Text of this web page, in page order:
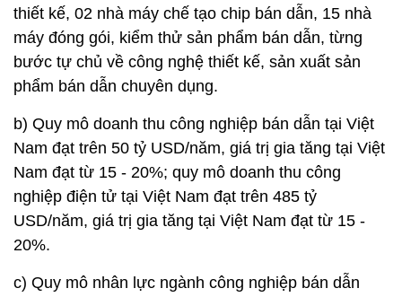
thiết kế, 02 nhà máy chế tạo chip bán dẫn, 15 nhà
máy đóng gói, kiểm thử sản phẩm bán dẫn, từng
bước tự chủ về công nghệ thiết kế, sản xuất sản
phẩm bán dẫn chuyên dụng.
b) Quy mô doanh thu công nghiệp bán dẫn tại Việt
Nam đạt trên 50 tỷ USD/năm, giá trị gia tăng tại Việt
Nam đạt từ 15 - 20%; quy mô doanh thu công
nghiệp điện tử tại Việt Nam đạt trên 485 tỷ
USD/năm, giá trị gia tăng tại Việt Nam đạt từ 15 -
20%.
c) Quy mô nhân lực ngành công nghiệp bán dẫn